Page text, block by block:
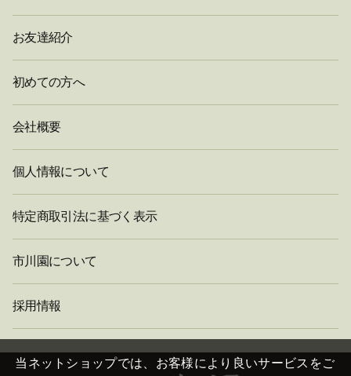
お友達紹介
初めての方へ
会社概要
個人情報について
特定商取引法に基づく表示
市川園について
採用情報
当ネットショップでは、お客様により良いサービスをご
閉
じ